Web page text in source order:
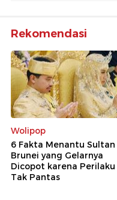
Rekomendasi
Wolipop
6 Fakta Menantu Sultan
Brunei yang Gelarnya
Dicopot karena Perilaku
Tak Pantas